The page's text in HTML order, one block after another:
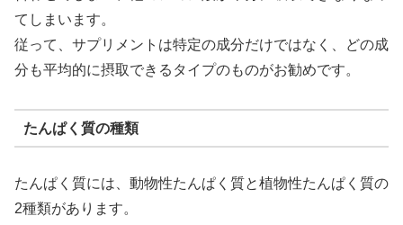
てしまいます。
従って、サプリメントは特定の成分だけではなく、どの成
分も平均的に摂取できるタイプのものがお勧めです。
たんぱく質の種類
たんぱく質には、動物性たんぱく質と植物性たんぱく質の
2種類があります。